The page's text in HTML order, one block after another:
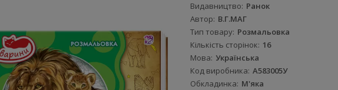
Видавництво Ранок
Автор В.Г.МАГ
Тип товару Розмальовка
Кількість сторінок 16
Мова Українська
Код виробника А583005У
Обкладинка М'яка